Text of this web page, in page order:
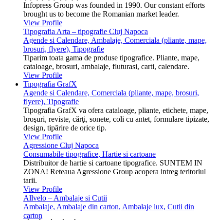
Infopress Group was founded in 1990. Our constant efforts
brought us to become the Romanian market leader.
View Profile
Tipografia Arta – tipografie Cluj Napoca
Agende si Calendare, Ambalaje, Comerciala (pliante, mape,
brosuri, flyere), Tipografie
Tiparim toata gama de produse tipografice. Pliante, mape,
cataloage, brosuri, ambalaje, fluturasi, carti, calendare.
View Profile
Tipografia GrafX
Agende si Calendare, Comerciala (pliante, mape, brosuri,
flyere), Tipografie
Tipografia GrafX va ofera cataloage, pliante, etichete, mape,
broşuri, reviste, cărţi, sonete, coli cu antet, formulare tipizate,
design, tipărire de orice tip.
View Profile
Agressione Cluj Napoca
Consumabile tipografice, Hartie si cartoane
Distribuitor de hartie si cartoane tipografice. SUNTEM IN
ZONA! Reteaua Agressione Group acopera intreg teritoriul
tarii.
View Profile
Allvelo – Ambalaje si Cutii
Ambalaje, Ambalaje din carton, Ambalaje lux, Cutii din
carton